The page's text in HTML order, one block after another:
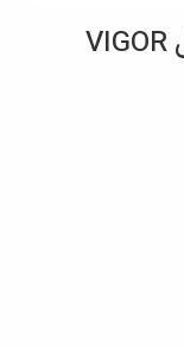
کیبورد گیمینگ ام اس آی مدل VIGOR